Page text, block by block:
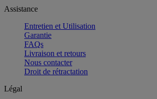
Assistance
Entretien et Utilisation
Garantie
FAQs
Livraison et retours
Nous contacter
Droit de rétractation
Légal